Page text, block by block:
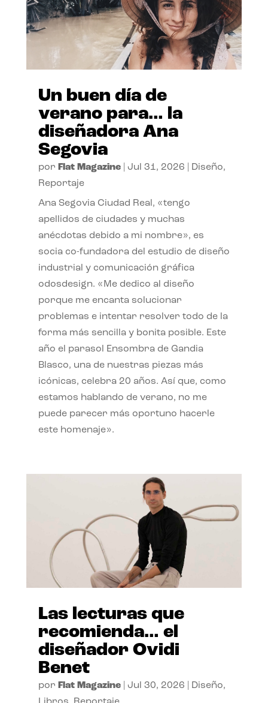
Un buen día de
verano para… la
diseñadora Ana
Segovia
por Flat Magazine| Jul 31, 2026 Diseño,
Reportaje
Ana Segovia Ciudad Real, «tengo
apellidos de ciudades y muchas
anécdotas debido a mi nombre», es
socia co-fundadora del estudio de diseño
industrial y comunicación gráfica
odosdesign. «Me dedico al diseño
porque me encanta solucionar
problemas e intentar resolver todo de la
forma más sencilla y bonita posible. Este
año el parasol Ensombra de Gandia
Blasco, una de nuestras piezas más
icónicas, celebra 20 años. Así que, como
estamos hablando de verano, no me
puede parecer más oportuno hacerle
este homenaje».
Las lecturas que
recomienda… el
diseñador Ovidi
Benet
por Flat Magazine| Jul 30, 2026 Diseño,